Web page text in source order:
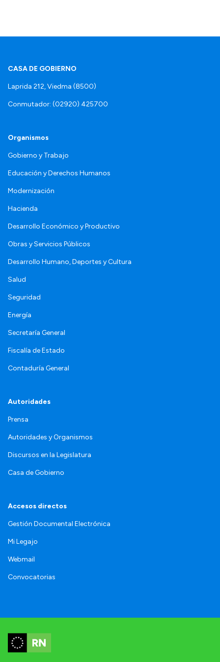
CASA DE GOBIERNO
Laprida 212, Viedma (8500)
Conmutador: (02920) 425700
Organismos
Gobierno y Trabajo
Educación y Derechos Humanos
Modernización
Hacienda
Desarrollo Económico y Productivo
Obras y Servicios Públicos
Desarrollo Humano, Deportes y Cultura
Salud
Seguridad
Energía
Secretaría General
Fiscalía de Estado
Contaduría General
Autoridades
Prensa
Autoridades y Organismos
Discursos en la Legislatura
Casa de Gobierno
Accesos directos
Gestión Documental Electrónica
Mi Legajo
Webmail
Convocatorias